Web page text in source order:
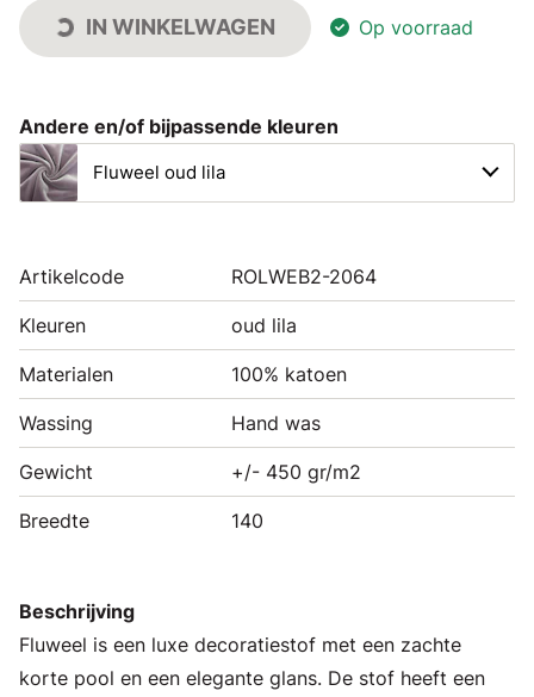
IN WINKELWAGEN Op voorraad
Andere en/of bijpassende kleuren
Fluweel oud lila
Artikelcode ROLWEB2-2064
Kleuren oud lila
Materialen 100% katoen
Wassing Hand was
Gewicht +/- 450 gr/m2
Breedte 140
Beschrijving
Fluweel is een luxe decoratiestof met een zachte
korte pool en een elegante glans. De stof heeft een